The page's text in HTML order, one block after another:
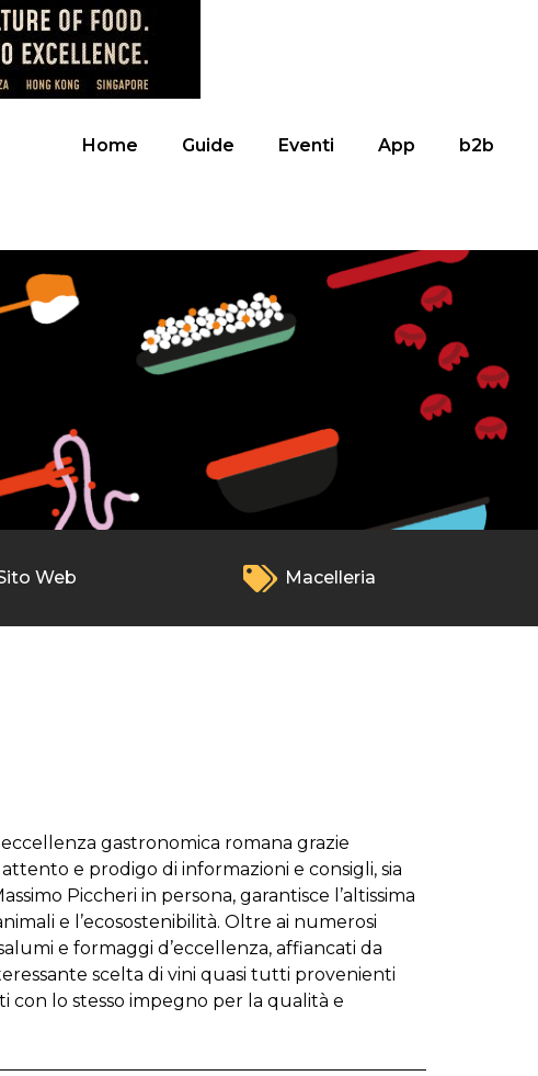
Home Guide Eventi App b2b
Web Macelleria
gastronomica romana grazie
e prodigo di informazioni e consigli, sia
Piccheri in persona, garantisce l’altissima
e l’ecosostenibilità. Oltre ai numerosi
e formaggi d’eccellenza, affiancati da
scelta di vini quasi tutti provenienti
con lo stesso impegno per la qualità e